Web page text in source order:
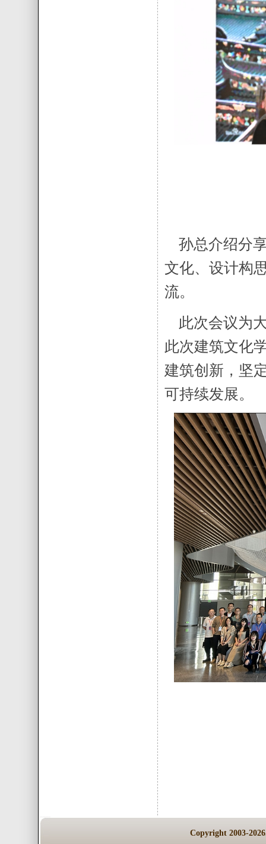
孙总介绍分
文化、设计构
流。
此次会议为
此次建筑文化
建筑创新，坚
可持续发展。
Copyright 2003-